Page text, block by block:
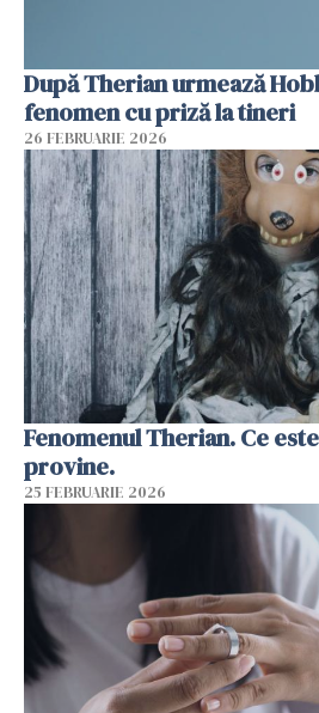
După Therian urmează
fenomen cu priză la tineri
26 FEBRUARIE 2026
Fenomenul Therian. Ce
provine.
25 FEBRUARIE 2026